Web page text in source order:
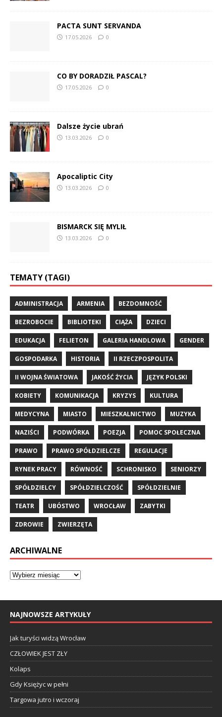
PACTA SUNT SERVANDA
17.05.2026 0
CO BY DORADZIŁ PASCAL?
17.05.2026 0
Dalsze życie ubrań
13.03.2026 0
Apocaliptic City
13.03.2026 0
BISMARCK SIĘ MYLIŁ
13.03.2026 0
TEMATY (TAGI)
ADMINISTRACJA ARMENIA BEZDOMNOŚĆ
BEZROBOCIE BIBLIOTEKI CIĄŻA DZIECI
EDUKACJA FELIETON GALERIA HANDLOWA GENDER
GOSPODARKA HISTORIA II RZECZPOSPOLITA
II WOJNA ŚWIATOWA JAKOŚĆ ŻYCIA JĘZYK POLSKI
KOBIETY KOMUNIKACJA KRYZYS KULTURA
MEDYCYNA MIASTO MIESZKALNICTWO MUZYKA
NAZIŚCI PODWÓRKA POEZJA POMOC SPOŁECZNA
PRAWO PRAWO SPÓŁDZIELCZE REGULACJE
RYNEK PRACY RÓWNOŚĆ SCHRONISKO SENIORZY
SPÓŁDZIELCY SPÓŁDZIELCZOŚĆ SPÓŁDZIELNIE
TEATR UBÓSTWO WROCŁAW ZABYTKI
ZDROWIE ZWIERZĘTA
ARCHIWALNE
NAJNOWSZE ARTYKUŁY
Jak turyści widzą Wrocław
CZŁOWIEK JEST ZŁY
Kolaps
Gdy Księżyc w pełni
Targowa jutro i wczoraj